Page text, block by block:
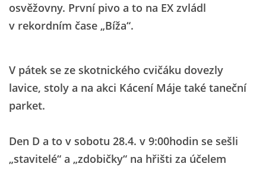
osvěžovny. První pivo a to na EX zvládl
v rekordním čase „Bíža“.
V pátek se ze skotnického cvičáku dovezly
lavice, stoly a na akci Kácení Máje také taneční
parket.
Den D a to v sobotu 28.4. v 9:00hodin se sešli
„stavitelé“ a „zdobičky“ na hřišti za účelem